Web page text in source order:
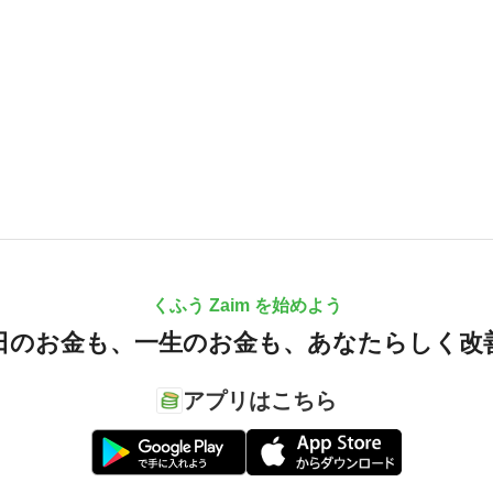
くふう Zaim を始めよう
のお金も、 一生のお金も、 あなたらしく改
アプリはこちら